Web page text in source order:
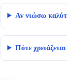
Αν νιώσω
Πότε